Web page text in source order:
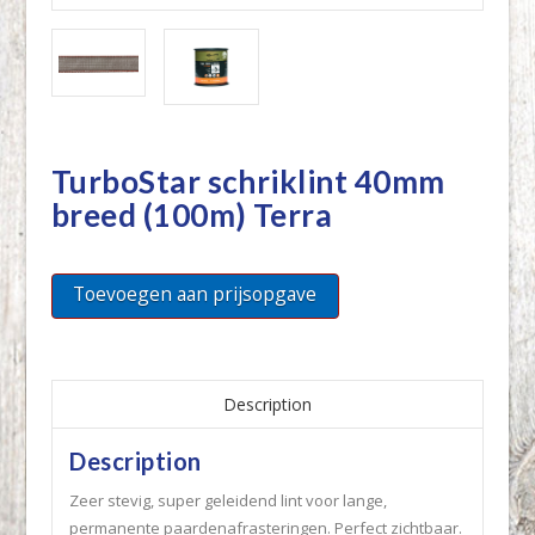
TurboStar schriklint 40mm
breed (100m) Terra
Toevoegen aan prijsopgave
Description
Description
Zeer stevig, super geleidend lint voor lange,
permanente paardenafrasteringen. Perfect zichtbaar.